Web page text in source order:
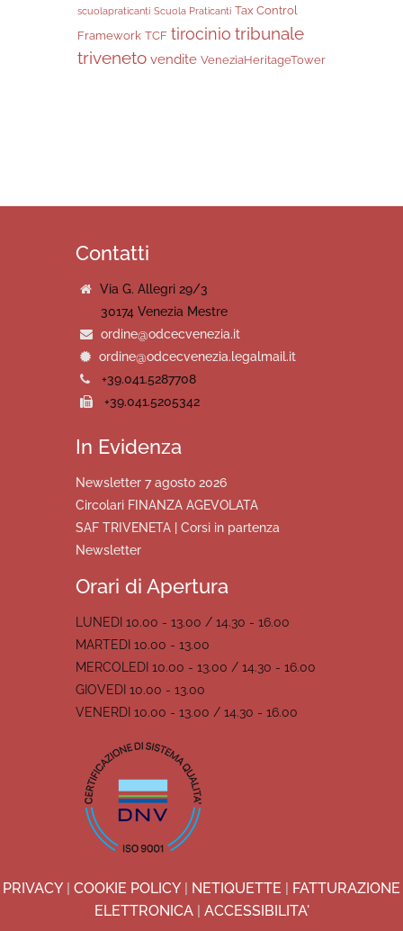
scuolapraticanti Scuola Praticanti Tax Control
Framework TCF tirocinio tribunale
triveneto vendite VeneziaHeritageTower
Contatti
Via G. Allegri 29/3
30174 Venezia Mestre
ordine@odcecvenezia.it
ordine@odcecvenezia.legalmail.it
+39.041.5287708
+39.041.5205342
In Evidenza
Newsletter 7 agosto 2026
Circolari FINANZA AGEVOLATA
SAF TRIVENETA | Corsi in partenza
Newsletter
Orari di Apertura
LUNEDI 10.00 - 13.00 / 14.30 - 16.00
MARTEDI 10.00 - 13.00
MERCOLEDI 10.00 - 13.00 / 14.30 - 16.00
GIOVEDI 10.00 - 13.00
VENERDI 10.00 - 13.00 / 14.30 - 16.00
PRIVACY | COOKIE POLICY | NETIQUETTE | FATTURAZIONE
ELETTRONICA| ACCESSIBILITA'